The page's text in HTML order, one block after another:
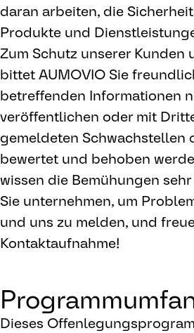
daran arbeiten, die
Produkte und
Zum Schutz unserer Kunden
bittet AUMOVIO Sie
betreffenden Informationen
veröffentlichen oder mit
gemeldeten Schwachstellen
bewertet und behoben
wissen die Bemühungen
Sie unternehmen, um
und uns zu melden, und
Kontaktaufnahme!
Dieses